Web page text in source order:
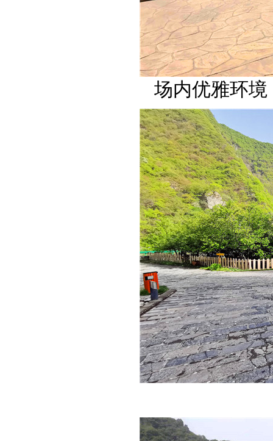
场内优雅环境